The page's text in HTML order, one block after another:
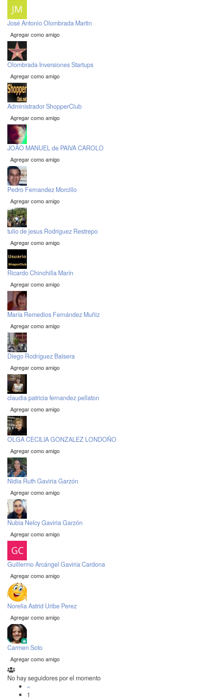
José Antonio Olombrada Martin
Agregar como amigo
Olombrada Inversiones Startups
Agregar como amigo
Administrador ShopperClub
Agregar como amigo
JOÃO MANUEL de PAIVA CAROLO
Agregar como amigo
Pedro Fernandez Morcillo
Agregar como amigo
tulio de jesus Rodriguez Restrepo
Agregar como amigo
Ricardo Chinchilla Marín
Agregar como amigo
María Remedios Fernández Muñiz
Agregar como amigo
Diego Rodríguez Balsera
Agregar como amigo
claudia patricia fernandez pellaton
Agregar como amigo
OLGA CECILIA GONZALEZ LONDOÑO
Agregar como amigo
Nidia Ruth Gaviria Garzón
Agregar como amigo
Nubia Nelcy Gaviria Garzón
Agregar como amigo
Guillermo Arcángel Gaviria Cardona
Agregar como amigo
Norelia Astrid Uribe Perez
Agregar como amigo
Carmen Soto
Agregar como amigo
No hay seguidores por el momento
«
1